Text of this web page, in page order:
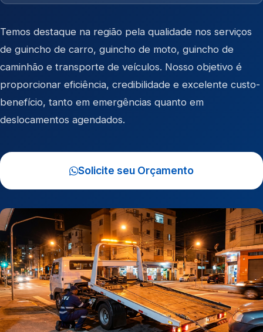
Temos destaque na região pela qualidade nos serviços
de guincho de carro, guincho de moto, guincho de
caminhão e transporte de veículos. Nosso objetivo é
proporcionar eficiência, credibilidade e excelente custo-
benefício, tanto em emergências quanto em
deslocamentos agendados.
Solicite seu Orçamento